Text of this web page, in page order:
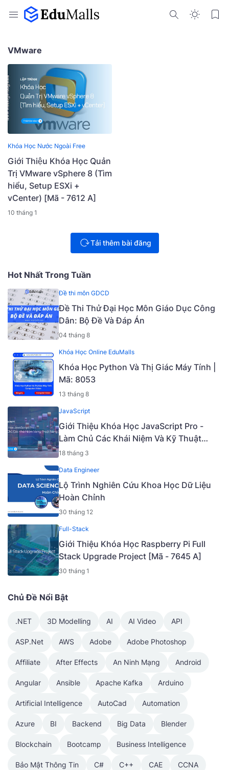
VMware
Khóa Học Nước Ngoài Free
Giới Thiệu Khóa Học Quản
Trị VMware vSphere 8 (Tìm
hiểu, Setup ESXi +
vCenter) [Mã - 7612 A]
10 tháng 1
Tải thêm bài đăng
Hot Nhất Trong Tuần
Đề thi môn GDCD
Đề Thi Thử Đại Học Môn Giáo Dục Công
Dân: Bộ Đề Và Đáp Án
04 tháng 8
Khóa Học Online EduMalls
Khóa Học Python Và Thị Giác Máy Tính |
Mã: 8053
13 tháng 8
JavaScript
Giới Thiệu Khóa Học JavaScript Pro -
Làm Chủ Các Khái Niệm Và Kỹ Thuật
Nâng Cao [Mã - 6919 A]
18 tháng 3
Data Engineer
Lộ Trình Nghiên Cứu Khoa Học Dữ Liệu
Hoàn Chỉnh
30 tháng 12
Full-Stack
Giới Thiệu Khóa Học Raspberry Pi Full
Stack Upgrade Project [Mã - 7645 A]
30 tháng 1
Chủ Đề Nổi Bật
.NET 3D Modelling AI AI Video API
ASP.Net AWS Adobe Adobe Photoshop
Affiliate After Effects An Ninh Mạng Android
Angular Ansible Apache Kafka Arduino
Artificial Intelligence AutoCad Automation
Azure BI Backend Big Data Blender
Blockchain Bootcamp Business Intelligence
Bảo Mật Thông Tin C# C++ CAE CCNA